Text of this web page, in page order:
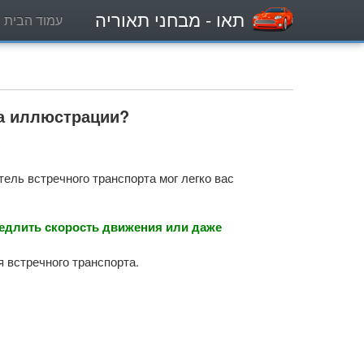
תאו - מבחני תאוריה עמוד הבית
иллюстрации?
встречного транспорта мог легко вас
скорость движения или даже
транспорта.